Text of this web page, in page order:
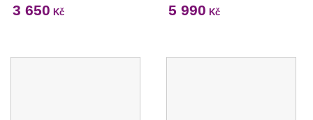
3 650 Kč 5 990 Kč